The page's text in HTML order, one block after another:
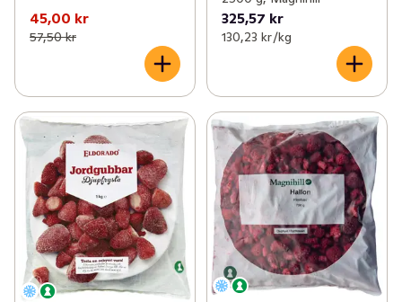
45,00 kr
57,50 kr
325,57 kr
130,23 kr /kg